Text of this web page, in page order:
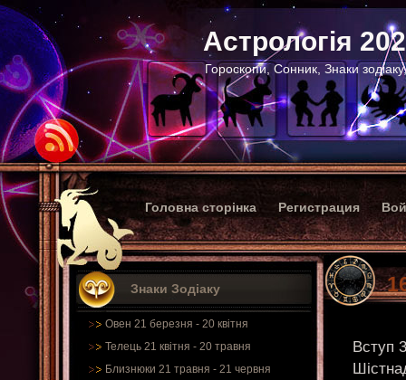
Астрологія
Гороскопи, Сонник, Знаки
Головна сторінка Регистрация
Знаки Зодіаку
Овен 21 березня - 20 квітня
Телець 21 квітня - 20 травня
Близнюки 21 травня - 21 червня
Вступ